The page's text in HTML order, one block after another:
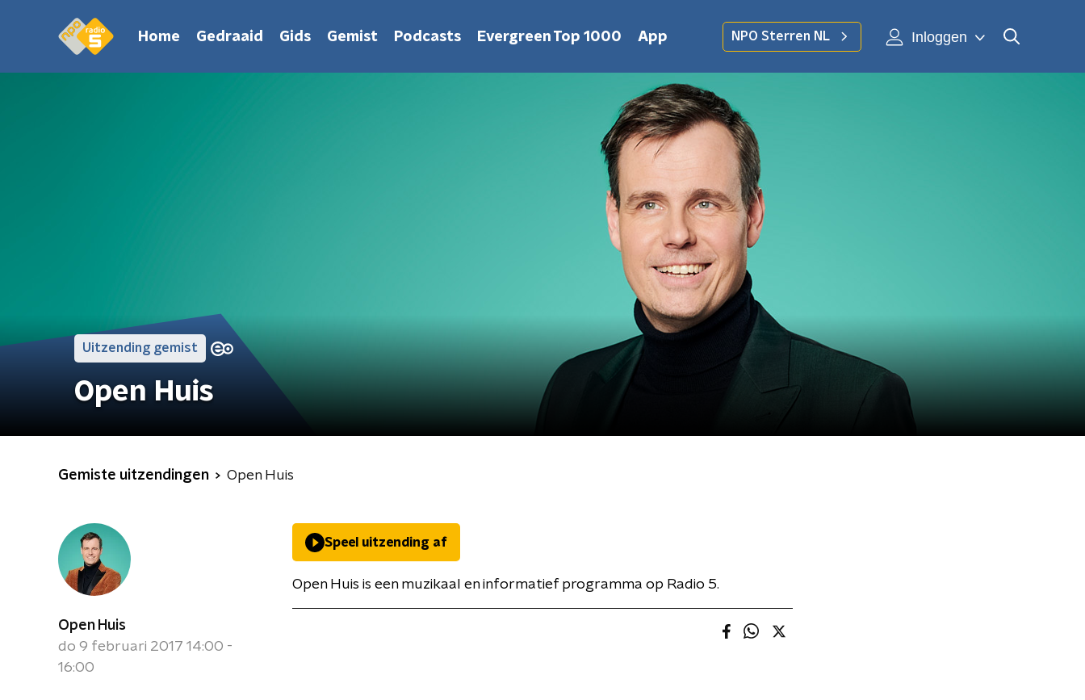
Home Gedraaid Gids Gemist Podcasts Evergreen Top 1000 App NPO Sterren NL Inloggen
Uitzending gemist
Open Huis
Gemiste uitzendingen Open Huis
Open Huis
do 9 februari 2017 14:00 -
16:00
Speel uitzending af
Open Huis is een muzikaal en informatief programma op Radio 5.